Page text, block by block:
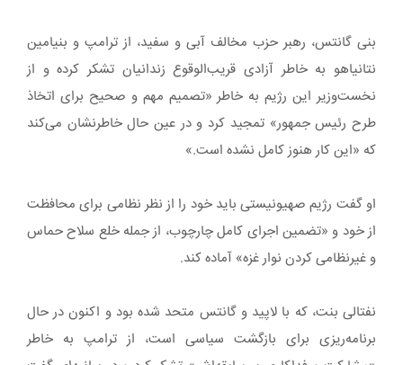
بنی گانتس، رهبر حزب مخالف آبی و سفید، از ترامپ و بنیامین
نتانیاهو به خاطر آزادی قریب‌الوقوع زندانیان تشکر کرده و از
نخست‌وزیر این رژیم به خاطر «تصمیم مهم و صحیح برای اتخاذ
طرح رئیس جمهور» تمجید کرد و در عین حال خاطرنشان می‌کند
که «این کار هنوز کامل نشده است.»
او گفت رژیم صهیونیستی باید خود را از نظر نظامی برای محافظت
از خود و «تضمین اجرای کامل چارچوب، از جمله خلع سلاح حماس
و غیرنظامی کردن نوار غزه» آماده کند.
نفتالی بنت، که با لاپید و گانتس متحد شده بود و اکنون در حال
برنامه‌ریزی برای بازگشت سیاسی است، از ترامپ به خاطر